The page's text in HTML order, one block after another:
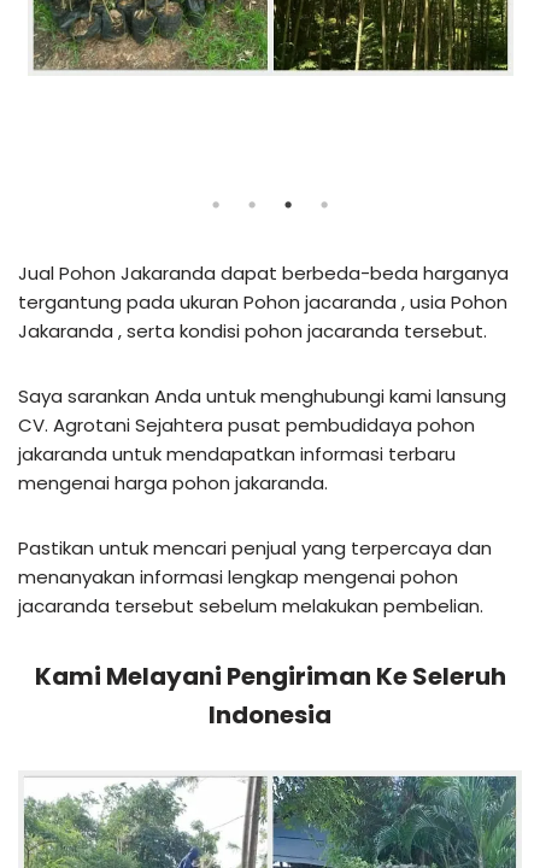
Jual Pohon Jakaranda dapat berbeda-beda harganya
tergantung pada ukuran Pohon jacaranda , usia Pohon
Jakaranda , serta kondisi pohon jacaranda tersebut.
Saya sarankan Anda untuk menghubungi kami lansung
CV. Agrotani Sejahtera pusat pembudidaya pohon
jakaranda untuk mendapatkan informasi terbaru
mengenai harga pohon jakaranda.
Pastikan untuk mencari penjual yang terpercaya dan
menanyakan informasi lengkap mengenai pohon
jacaranda tersebut sebelum melakukan pembelian.
Kami Melayani Pengiriman Ke Seleruh
Indonesia